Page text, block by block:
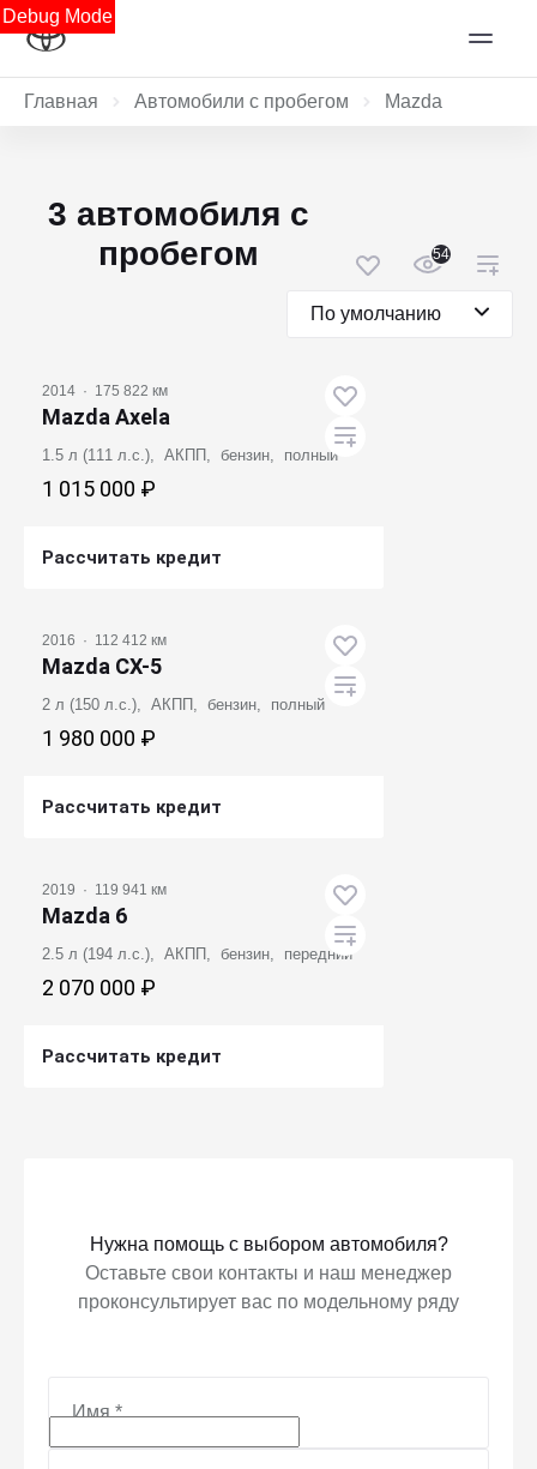
Debug Mode
Главная Автомобили с пробегом Mazda
3 автомобиля с
пробегом
54
По умолчанию
2014 · 175 822 км
Mazda Axela
1.5 л (111 л.с.), АКПП, бензин, полный
1 015 000 ₽
Рассчитать кредит
2016 · 112 412 км
Mazda CX-5
2 л (150 л.с.), АКПП, бензин, полный
1 980 000 ₽
Рассчитать кредит
2019 · 119 941 км
Mazda 6
2.5 л (194 л.с.), АКПП, бензин, передний
2 070 000 ₽
Рассчитать кредит
Нужна помощь с выбором автомобиля?
Оставьте свои контакты и наш менеджер
проконсультирует вас по модельному ряду
Имя*